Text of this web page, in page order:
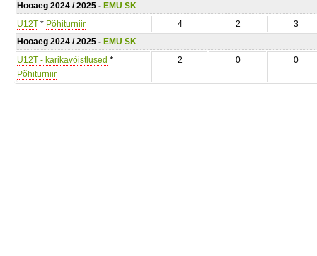
Hooaeg 2024 / 2025 - EMÜ SK
U12T * Põhiturniir 4 2
3
Hooaeg 2024 / 2025 - EMÜ SK
U12T - karikavõistlused *
Põhiturniir
2 0 0